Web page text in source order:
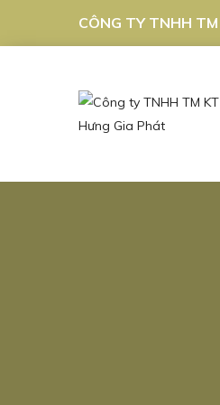
CÔNG TY TNHH